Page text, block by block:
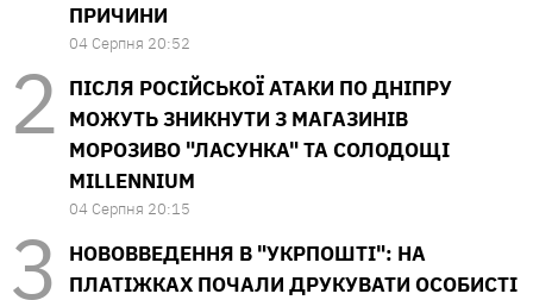
ПРИЧИНИ
04 Серпня 20:52
ПІСЛЯ РОСІЙСЬКОЇ АТАКИ ПО ДНІПРУ
МОЖУТЬ ЗНИКНУТИ З МАГАЗИНІВ
МОРОЗИВО "ЛАСУНКА" ТА СОЛОДОЩІ
MILLENNIUM
04 Серпня 20:15
НОВОВВЕДЕННЯ В "УКРПОШТІ": НА
ПЛАТІЖКАХ ПОЧАЛИ ДРУКУВАТИ ОСОБИСТІ